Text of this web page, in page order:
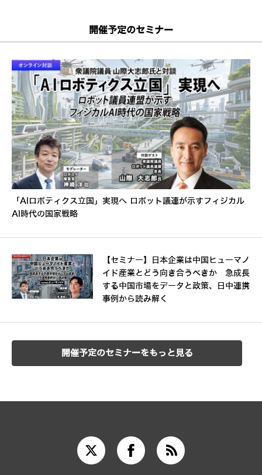
開催予定のセミナー
「AIロボティクス立国」実現へ ロボット議連が示すフィジカル
AI時代の国家戦略
【セミナー】日本企業は中国ヒューマノ
イド産業とどう向き合うべきか 急成長
する中国市場をデータと政策、日中連携
事例から読み解く
開催予定のセミナーをもっと見る